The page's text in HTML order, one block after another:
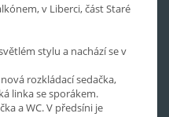
v Liberci, část Staré
stylu a nachází se v
rozkládací sedačka,
linka se sporákem.
a WC. V předsíni je